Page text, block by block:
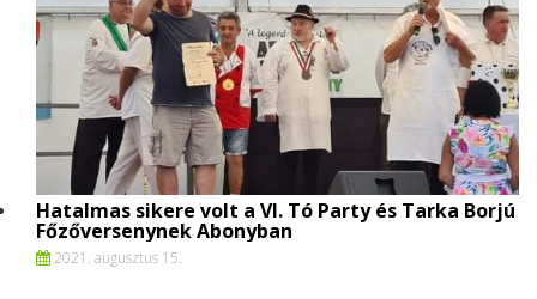
Hatalmas sikere volt a VI. Tó Party és Tarka Borjú
Főzőversenynek Abonyban
2021. augusztus 15.